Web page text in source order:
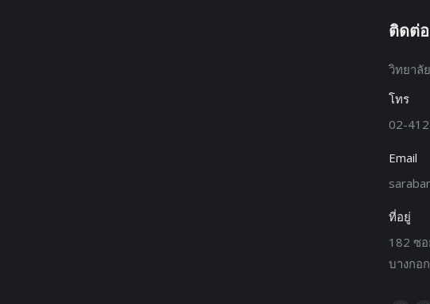
ติดต่
วิทยาลั
โทร
02-
Email
ที่อยู่
182 ซ
บางกอ